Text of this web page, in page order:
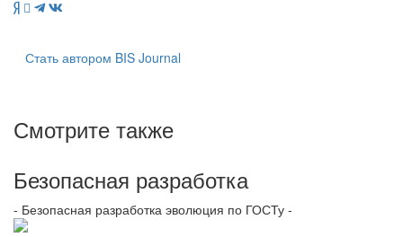
Стать автором BIS Journal
Смотрите также
Безопасная разработка
- Безопасная разработка эволюция по ГОСТу -